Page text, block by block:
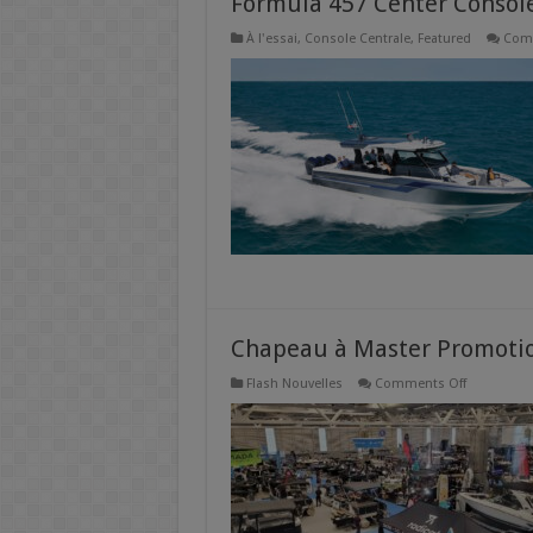
À l'essai, Console Centrale, Featured
Chapeau à Master
Flash Nouvelles Comments Offon
à
Master